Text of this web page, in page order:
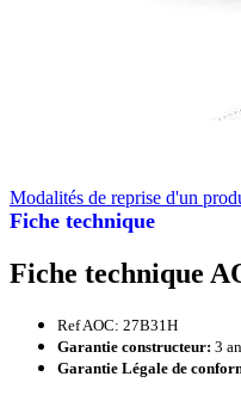
Fiche technique
Modalités de reprise d'un
Fiche technique
Ref AOC: 27B31H
Garantie constructeur: 3
Garantie Légale de